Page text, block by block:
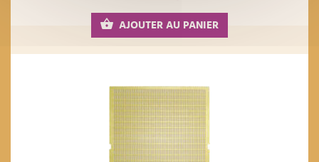
AJOUTER AU PANIER